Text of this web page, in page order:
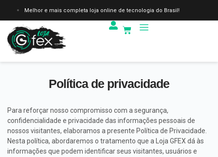
Melhor e mais completa loja online de tecnologia do Brasil!
Política de privacidade
Para reforçar nosso compromisso com a segurança,
confidencialidade e privacidade das informações pessoais de
nossos visitantes, elaboramos a presente Política de Privacidade.
Nesta política, abordaremos o tratamento que a Loja GFEX dá às
informações que podem identificar seus visitantes, usuários e